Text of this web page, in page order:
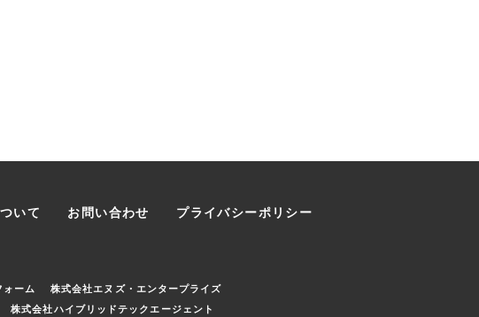
いて お問い合わせ プライバシーポリシー
ォーム
株式会社エヌズ・エンタープライズ
株式会社ハイブリッドテックエージェント